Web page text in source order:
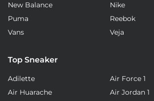
New Balance
Nike
Puma
Reebok
Vans
Veja
Top Sneaker
Adilette
Air Force 1
Air Huarache
Air Jordan 1